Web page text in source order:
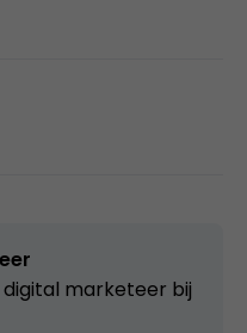
marketeer bij